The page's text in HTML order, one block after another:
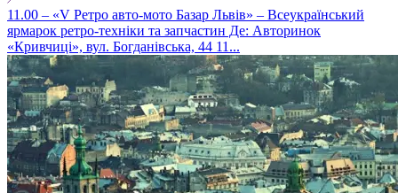
11.00 – «V Ретро авто-мото Базар Львів» – Всеукраїнський
ярмарок ретро-техніки та запчастин Де: Авторинок
«Кривчиці», вул. Богданівська, 44 11...